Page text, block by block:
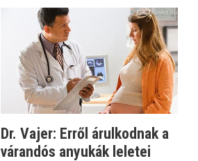
Dr. Vajer: Erről árulkodnak a
várandós anyukák leletei